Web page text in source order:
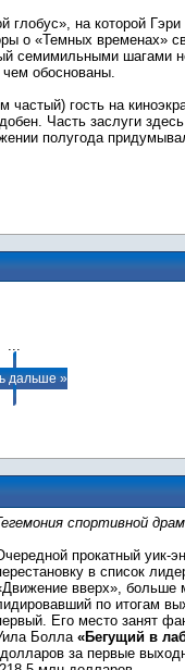
глобус», на которой
о «Темных временах»
семимильными шагами
чем обоснованы.
гость на
Часть заслуги
...
дальше »
спортивной
прокатный уик-
в список
вверх», больше
по итогам
Его место занят
Болла «Бегущий в
за первые